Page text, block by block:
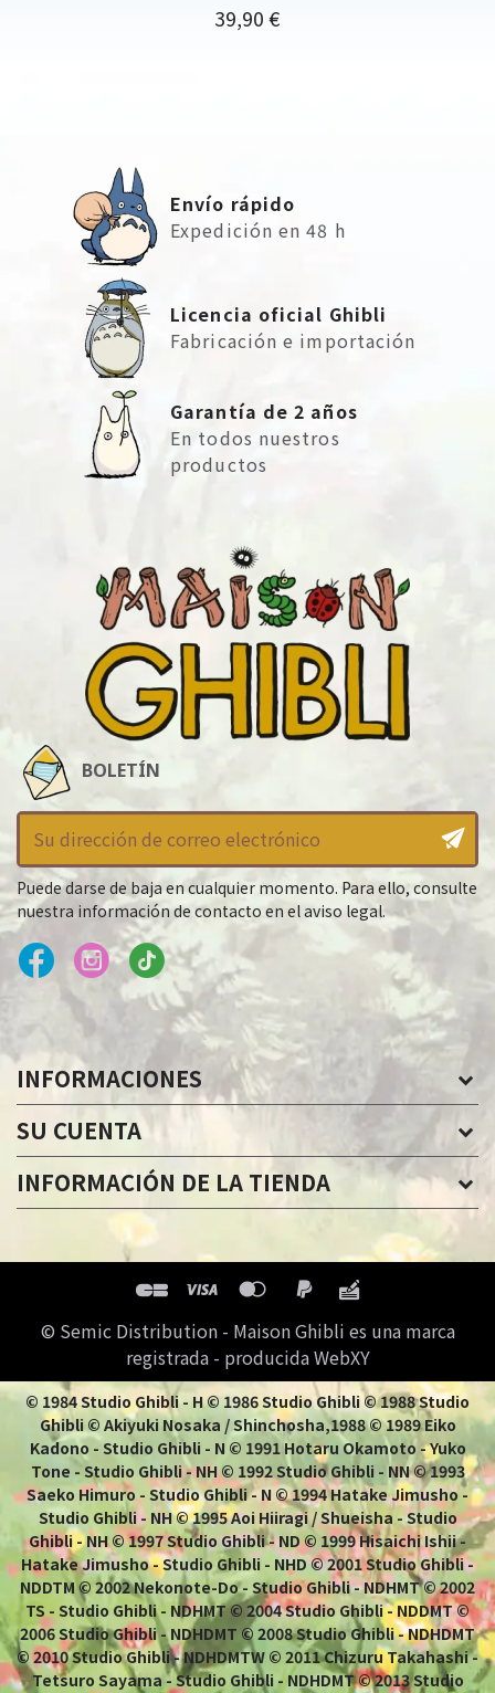
Precio
39,90 €
Envío rápido
Expedición en 48 h
Licencia oficial Ghibli
Fabricación e importación
Garantía de 2 años
En todos nuestros
productos
BOLETÍN
Puede darse de baja en cualquier momento. Para ello, consulte
nuestra información de contacto en el aviso legal.
INFORMACIONES
SU CUENTA
INFORMACIÓN DE LA TIENDA
© Semic Distribution - Maison Ghibli es una marca
registrada - producida WebXY
© 1984 Studio Ghibli - H © 1986 Studio Ghibli © 1988 Studio
Ghibli © Akiyuki Nosaka / Shinchosha,1988 © 1989 Eiko
Kadono - Studio Ghibli - N © 1991 Hotaru Okamoto - Yuko
Tone - Studio Ghibli - NH © 1992 Studio Ghibli - NN © 1993
Saeko Himuro - Studio Ghibli - N © 1994 Hatake Jimusho -
Studio Ghibli - NH © 1995 Aoi Hiiragi / Shueisha - Studio
Ghibli - NH © 1997 Studio Ghibli - ND © 1999 Hisaichi Ishii -
Hatake Jimusho - Studio Ghibli - NHD © 2001 Studio Ghibli -
NDDTM © 2002 Nekonote-Do - Studio Ghibli - NDHMT © 2002
TS - Studio Ghibli - NDHMT © 2004 Studio Ghibli - NDDMT ©
2006 Studio Ghibli - NDHDMT © 2008 Studio Ghibli - NDHDMT
© 2010 Studio Ghibli - NDHDMTW © 2011 Chizuru Takahashi -
Tetsuro Sayama - Studio Ghibli - NDHDMT © 2013 Studio